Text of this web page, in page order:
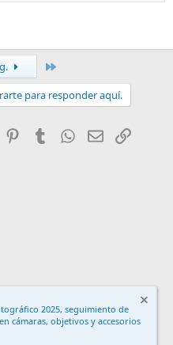
para responder aquí.
PinterestTumblr WhatsApp
EmailEnlace
2025, seguimiento de
cámaras, objetivos y accesorios